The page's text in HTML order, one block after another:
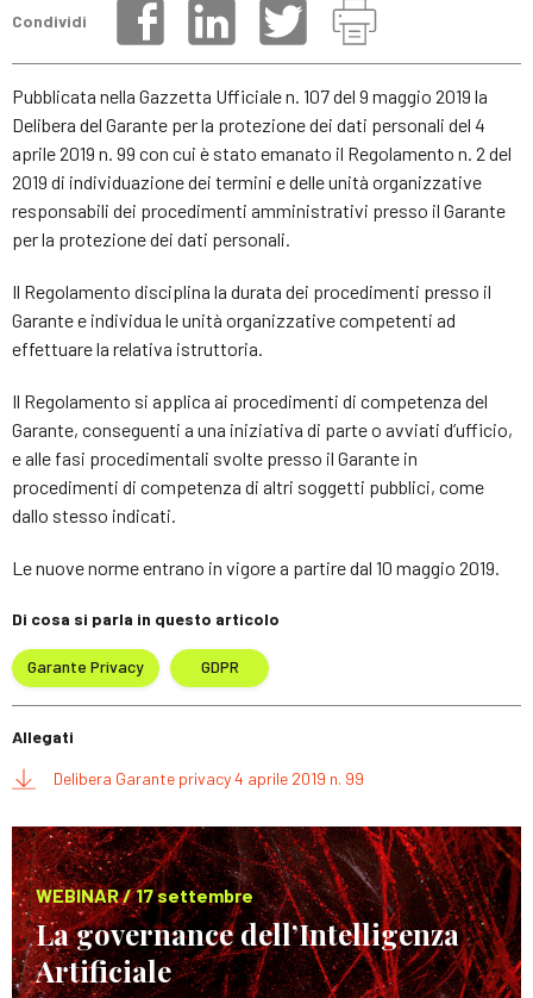
Condividi
Pubblicata nella Gazzetta Ufficiale n. 107 del 9 maggio 2019 la
Delibera del Garante per la protezione dei dati personali del 4
aprile 2019 n. 99 con cui è stato emanato il Regolamento n. 2 del
2019 di individuazione dei termini e delle unità organizzative
responsabili dei procedimenti amministrativi presso il Garante
per la protezione dei dati personali.
Il Regolamento disciplina la durata dei procedimenti presso il
Garante e individua le unità organizzative competenti ad
effettuare la relativa istruttoria.
Il Regolamento si applica ai procedimenti di competenza del
Garante, conseguenti a una iniziativa di parte o avviati d’ufficio,
e alle fasi procedimentali svolte presso il Garante in
procedimenti di competenza di altri soggetti pubblici, come
dallo stesso indicati.
Le nuove norme entrano in vigore a partire dal 10 maggio 2019.
Di cosa si parla in questo articolo
Garante Privacy GDPR
Allegati
Delibera Garante privacy 4 aprile 2019 n. 99
WEBINAR / 17 settembre
La governance dell’Intelligenza
Artificiale